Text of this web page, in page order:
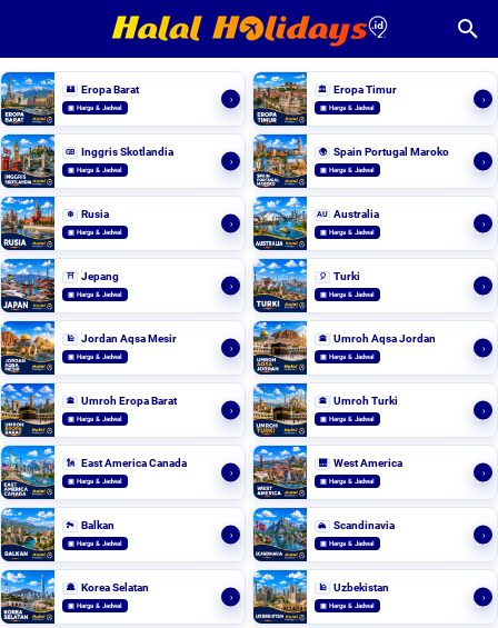
🏰 Eropa Barat
▣ Harga & Jadwal
›
🏛️ Eropa Timur
▣ Harga & Jadwal
›
GB Inggris Skotlandia
▣ Harga & Jadwal
›
🌍 Spain Portugal Maroko
▣ Harga & Jadwal
›
❄️ Rusia
▣ Harga & Jadwal
›
AU Australia
▣ Harga & Jadwal
›
⛩️ Jepang
▣ Harga & Jadwal
›
🎈 Turki
▣ Harga & Jadwal
›
🕌 Jordan Aqsa Mesir
▣ Harga & Jadwal
›
🕋 Umroh Aqsa Jordan
▣ Harga & Jadwal
›
🕋 Umroh Eropa Barat
▣ Harga & Jadwal
›
🕋 Umroh Turki
▣ Harga & Jadwal
›
🗽 East America Canada
▣ Harga & Jadwal
›
🌉 West America
▣ Harga & Jadwal
›
🏞️ Balkan
▣ Harga & Jadwal
›
🏔️ Scandinavia
▣ Harga & Jadwal
›
🏯 Korea Selatan
▣ Harga & Jadwal
›
🕌 Uzbekistan
▣ Harga & Jadwal
›